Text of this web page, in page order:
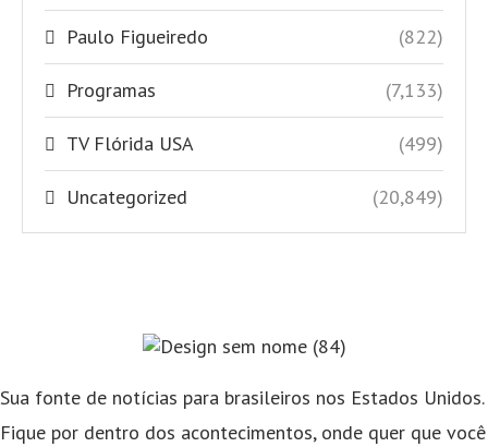
Paulo Figueiredo (822)
Programas (7,133)
TV Flórida USA (499)
Uncategorized (20,849)
Sua fonte de notícias para brasileiros nos Estados Unidos.
Fique por dentro dos acontecimentos, onde quer que você